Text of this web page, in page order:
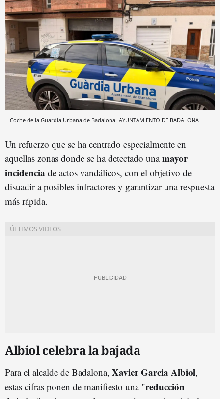
Coche de la Guardia Urbana de Badalona AYUNTAMIENTO DE BADALONA
Un refuerzo que se ha centrado especialmente en
aquellas zonas donde se ha detectado unamayor
incidencia de actos vandálicos, con el objetivo de
disuadir a posibles infractores y garantizar una respuesta
más rápida.
Albiol celebra la bajada
Para el alcalde de Badalona, Xavier Garcia Albiol,
estas cifras ponen de manifiesto una "reducción